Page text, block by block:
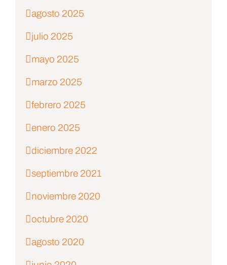
agosto 2025
julio 2025
mayo 2025
marzo 2025
febrero 2025
enero 2025
diciembre 2022
septiembre 2021
noviembre 2020
octubre 2020
agosto 2020